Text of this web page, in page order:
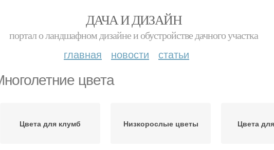
ДАЧА И ДИЗАЙН
портал о ландшафном дизайне и обустройстве дачного участка
главная новости статьи
цвета
Цвета для клумб Низкорослые цветы Цвета